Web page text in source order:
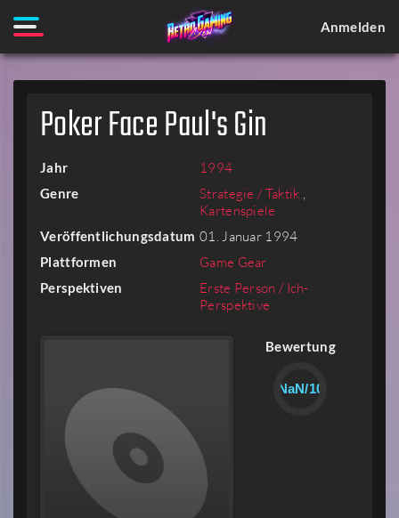
Anmelden
Poker Face Paul's Gin
Jahr 1994
Genre Strategie / Taktik ,
Kartenspiele
Veröffentlichungsdatum 01. Januar 1994
Plattformen Game Gear
Perspektiven
Erste Person / Ich-
Perspektive
Bewertung
NaN/10